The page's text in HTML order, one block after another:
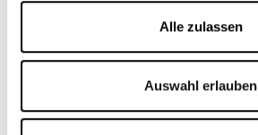
Alle zulassen
Auswahl erlauben